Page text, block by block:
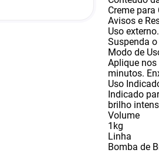
Creme para
Avisos e
Uso
Suspenda
Modo de
Aplique
minutos.
Uso
Indicado
brilho
Volume
1kg
Linha
Bomba de